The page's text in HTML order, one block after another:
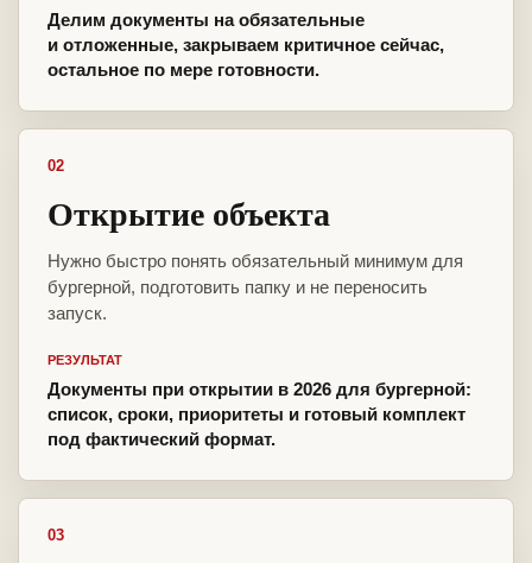
Делим документы на обязательные
и отложенные, закрываем критичное сейчас,
остальное по мере готовности.
02
Открытие объекта
Нужно быстро понять обязательный минимум для
бургерной, подготовить папку и не переносить
запуск.
РЕЗУЛЬТАТ
Документы при открытии в 2026 для бургерной:
список, сроки, приоритеты и готовый комплект
под фактический формат.
03